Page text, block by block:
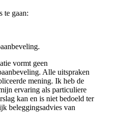
te gaan:
vormt geen
Alle uitspraken
mening. Ik heb de
ervaring als particuliere
kan en is niet bedoeld ter
beleggingsadvies van